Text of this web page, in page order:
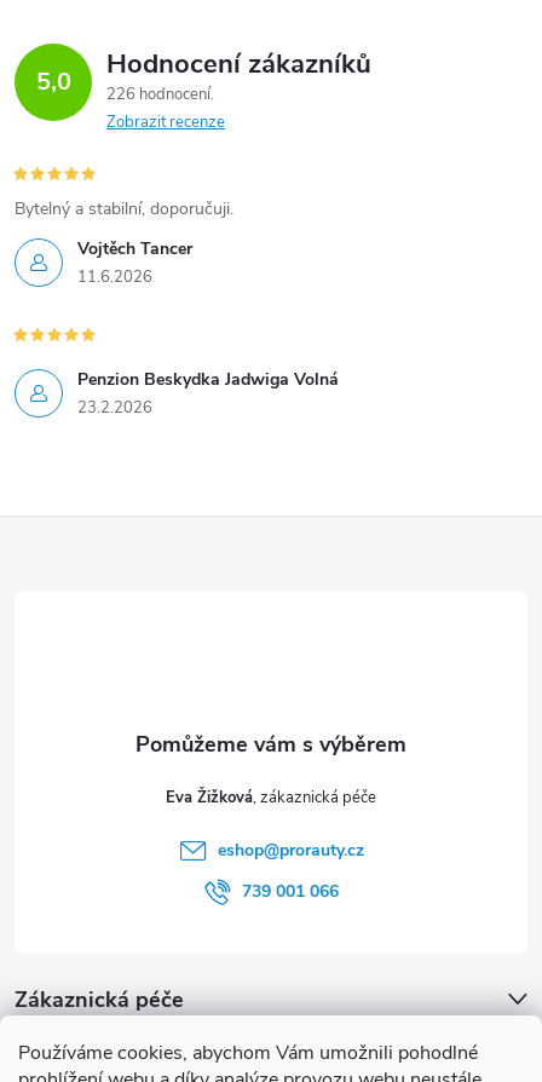
Používáme cookies, abychom Vám umožnili pohodlné
d
a
c
í
p
r
v
k
v
5,0 Hodnocení zákazníků
226 hodnocení
Zobrazit recenze
Vojtěch Tancer
11.6.2026
Bytelný a stabilní, doporučuji.
Penzion Beskydka Jadwiga Volná
23.2.2026
Zákaznická péče
proRauty.cz
Eva Žižková
eshop@prorauty.cz
739 001 066